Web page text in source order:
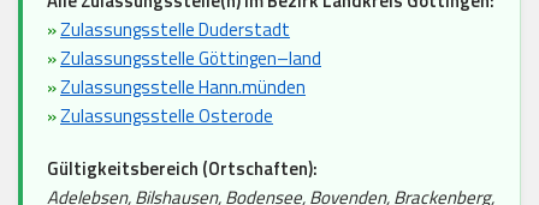
»Zulassungsstelle Duderstadt
»Zulassungsstelle Göttingen–land
»Zulassungsstelle Hann.münden
»Zulassungsstelle Osterode
Gültigkeitsbereich (Ortschaften):
Adelebsen, Bilshausen, Bodensee, Bovenden, Brackenberg,